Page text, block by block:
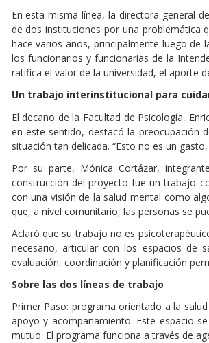
En esta misma línea, la directora general
de dos instituciones por una problemática
hace varios años, principalmente luego de
los funcionarios y funcionarias de la
ratifica el valor de la universidad, el aporte
Un trabajo interinstitucional para
El decano de la Facultad de Psicología,
en este sentido, destacó la preocupación
situación tan delicada. “Esto no es un
Por su parte, Mónica Cortázar,
construcción del proyecto fue un trabajo
con una visión de la salud mental como
que, a nivel comunitario, las personas se
Aclaró que su trabajo no es
necesario, articular con los espacios de
evaluación, coordinación y planificación
Sobre las dos líneas de trabajo
Primer Paso: programa orientado a la
apoyo y acompañamiento. Este espacio
mutuo. El programa funciona a través de